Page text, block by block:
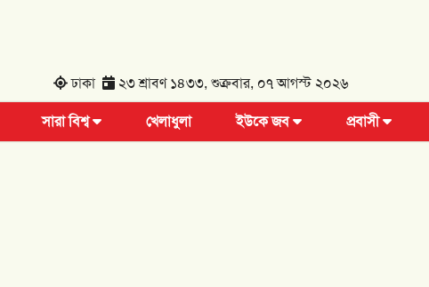
ঢাকা ২৩ শ্রাবণ ১৪৩৩, শুক্রবার, ০৭ আগস্ট ২০২৬
সারা বিশ্ব খেলাধুলা ইউকে জব প্রবাসী